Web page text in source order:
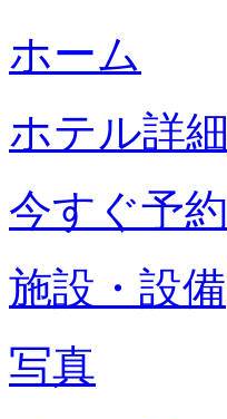
ホーム
ホテル詳細
今すぐ予約
施設・設備
写真